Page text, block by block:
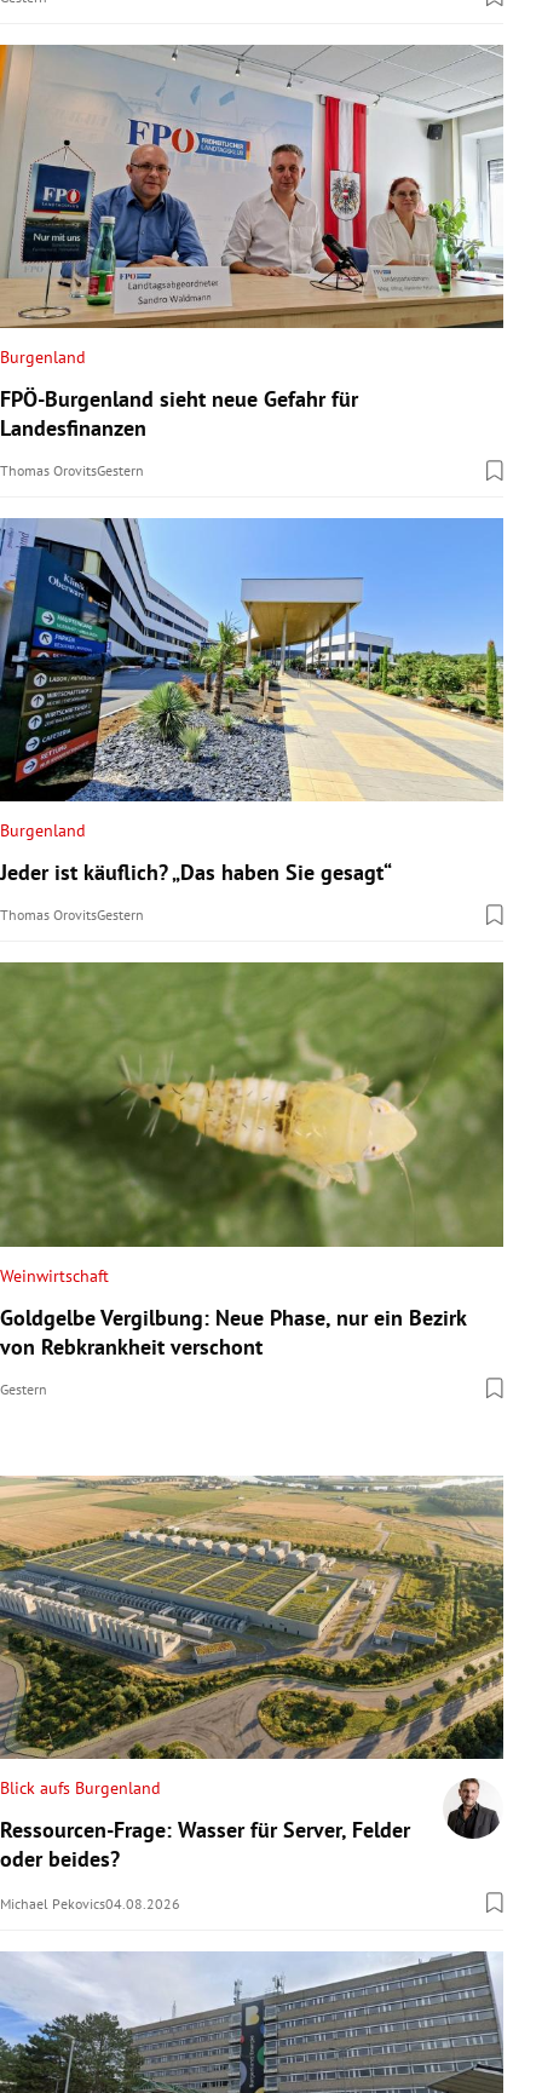
Burgenland
FPÖ-Burgenland sieht neue Gefahr für
Landesfinanzen
Thomas OrovitsGestern
Burgenland
Jeder ist käuflich? „Das haben Sie gesagt“
Thomas OrovitsGestern
Weinwirtschaft
Goldgelbe Vergilbung: Neue Phase, nur ein Bezirk
von Rebkrankheit verschont
Gestern
Blick aufs Burgenland
Ressourcen-Frage: Wasser für Server, Felder
oder beides?
Michael Pekovics04.08.2026